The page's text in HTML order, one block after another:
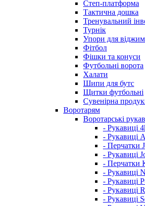
Степ-платформа
Тактична дошка
Тренувальний
Турнік
Упори для
Фітбол
Фішки та конуси
Футбольні ворота
Халати
Шипи для бутс
Щитки футбольні
Сувенірна
Воротарям
Воротарські
- Рукавиці
- Рукавиці
- Перчатки
- Рукавиці
- Перчатки
- Рукавиці
- Рукавиці
- Рукавиці
- Рукавиці